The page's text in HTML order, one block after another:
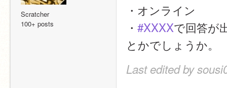
Scratcher
100+ posts
・オンライン
・ #XXXXで回答が
とかでしょうか。
Last edited by